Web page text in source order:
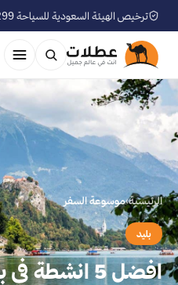
ترخيص الهيئة السعودية للسياحة 73105299
الرئيسية›موسوعة السفر
بليد
افضل 5 انشطة في بحيرة بليد سلوفينيا